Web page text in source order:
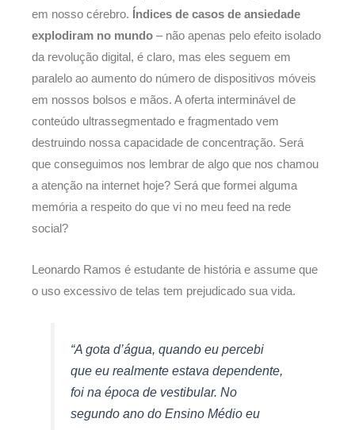
em nosso cérebro.
Índices de casos de ansiedade
explodiram no mundo – não apenas pelo efeito isolado
da revolução digital, é claro, mas eles seguem em
paralelo ao aumento do número de dispositivos móveis
em nossos bolsos e mãos. A oferta interminável de
conteúdo ultrassegmentado e fragmentado vem
destruindo nossa capacidade de concentração. Será
que conseguimos nos lembrar de algo que nos chamou
a atenção na internet hoje? Será que formei alguma
memória a respeito do que vi no meu feed na rede
social?
Leonardo Ramos é estudante de história e assume que
o uso excessivo de telas tem prejudicado sua vida.
“A gota d’água, quando eu percebi
que eu realmente estava dependente,
foi na época de vestibular. No
segundo ano do Ensino Médio eu